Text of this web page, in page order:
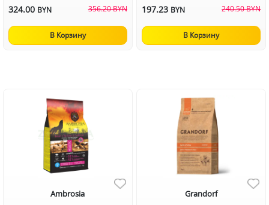
324.00 BYN 356.20 BYN
В Корзину
197.23 BYN 240.50 BYN
В Корзину
Ambrosia
Grandorf